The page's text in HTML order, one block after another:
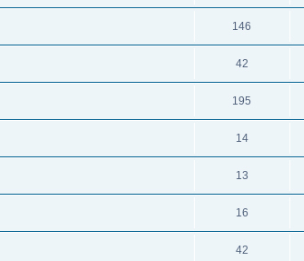
146
42
195
14
13
16
42